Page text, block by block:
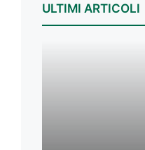
ULTIMI ARTICOLI